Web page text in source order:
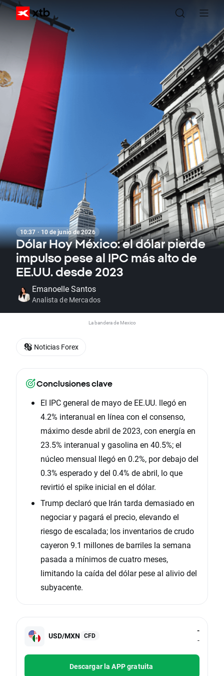
10:37 · 10 de junio de 2026
Dólar Hoy México: el dólar pierde
impulso pese al IPC más alto de
EE.UU. desde 2023
Emanoelle Santos
Analista de Mercados
La bandera de Mexico
Conclusiones clave
El IPC general de mayo de EE.UU. llegó en
4.2% interanual en línea con el consenso,
máximo desde abril de 2023, con energía en
23.5% interanual y gasolina en 40.5%; el
núcleo mensual llegó en 0.2%, por debajo del
0.3% esperado y del 0.4% de abril, lo que
revirtió el spike inicial en el dólar.
Trump declaró que Irán tarda demasiado en
negociar y pagará el precio, elevando el
riesgo de escalada; los inventarios de crudo
cayeron 9.1 millones de barriles la semana
pasada a mínimos de cuatro meses,
limitando la caída del dólar pese al alivio del
subyacente.
USD/MXN CFD
-
-
Descargar la APP gratuita
Noticias Forex